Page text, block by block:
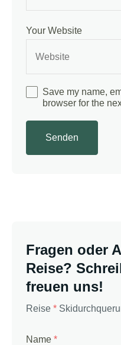
Your Website
Save my name,
browser for the
Fragen oder
Reise?
freuen uns!
Reise *
Name *